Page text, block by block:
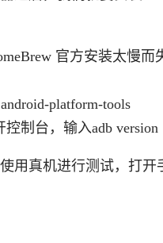
官方安装太慢而
platform-tools
控制台，输入adb version
用真机进行测试，打开